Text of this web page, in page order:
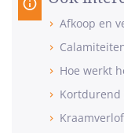
Afkoop en
Hoe werkt
Kortdurend
Kraamverlof